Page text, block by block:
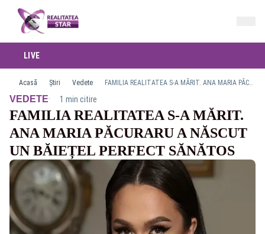
LIVE
Acasă Știri Vedete FAMILIA REALITATEA S-A MĂRIT. ANA MARIA PĂCURARU A NĂSCUT UN BĂIEȚEL PERFECT SĂNĂTOS
VEDETE· 1 min citire
FAMILIA REALITATEA S-A MĂRIT.
ANA MARIA PĂCURARU A NĂSCUT
UN BĂIEȚEL PERFECT SĂNĂTOS